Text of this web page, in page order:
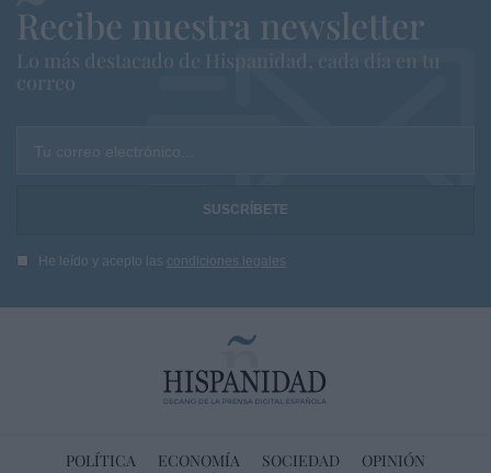
Recibe nuestra newsletter
Lo más destacado de Hispanidad, cada dia en tu
correo
Tu correo electrónico...
He leído y acepto las condiciones legales
POLÍTICA ECONOMÍA SOCIEDAD OPINIÓN